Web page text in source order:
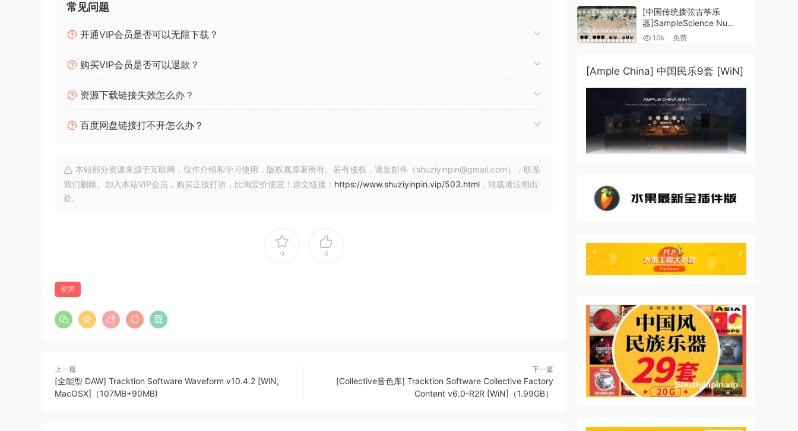
2个滤波器
低通和高通滤波器类型，具有6、12和24dB斜率
带通和陷波滤波器类型，具有12和24dB斜率
包括柔和、中等、硬和管式过载以及硬剪裁在内的各种失真类型
均衡器
4个频段完全参数化
4个低频振荡器（LFO）
经典LFO波形，如三角形、正弦波、上/下锯齿波、脉冲、采样保持、随机
LFO预路由到声音生成模块，例如音高、脉宽、截止频率、音量和平移
最多32个阶段，具有可变斜率
包络预路由到声音生成模块，例如音高、振荡器2 + 4级别、截止频率和音量
效果类型：压缩器、失真、滤波器、合唱/颤音、相位器、时间/时钟延迟、自然/板式/非线性混响
每种效果类型都有完整的参数设置
常见问题
开通VIP会员是否可以无限下载？
购买VIP会员是否可以退款？
资源下载链接失效怎么办？
百度网盘链接打不开怎么办？
本站部分资源来源于互联网，仅作介绍和学习使用，版权属原著所有。若有侵权，请发邮件（shuziyinpin@gmail.com），联系
我们删除。加入本站VIP会员，购买正版打折，比淘宝价便宜！原文链接： https://www.shuziyinpin.vip/503.html ，转载请注明出
处。
0 0
变声
上一篇
[全能型 DAW] Tracktion Software Waveform v10.4.2 [WiN,
MacOSX]（107MB+90MB)
下一篇
[Collective音色库] Tracktion Software Collective Factory
Content v6.0-R2R [WiN]（1.99GB）
MacOSX]
（4.1GB+10.2GB+9.6GB）
[中国传统拨弦古筝乐
器]SampleScience Nu
Guzheng v2.0 x64 VST
10k 免费
[Ample China] 中国民乐9套 [WiN]